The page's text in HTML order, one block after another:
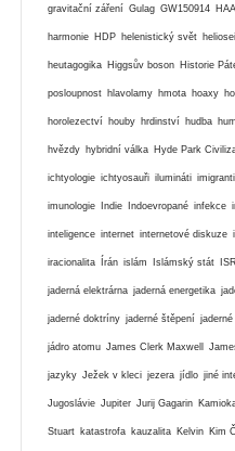
gravitační záření Gulag GW150914
harmonie HDP helenistický svět
heutagogika Higgsův boson Historie
posloupnost hlavolamy hmota hoaxy
horolezectví houby hrdinství hudba
hvězdy hybridní válka Hyde Park
ichtyologie ichtyosauři ilumináti imigranti
imunologie Indie Indoevropané infekce
inteligence internet internetové diskuze
iracionalita Írán islám Islámský stát
jaderná elektrárna jaderná energetika
jaderné doktríny jaderné štěpení
jádro atomu James Clerk Maxwell
jazyky Ježek v kleci jezera jídlo jiné
Jugoslávie Jupiter Jurij Gagarin
Stuart katastrofa kauzalita Kelvin Kim